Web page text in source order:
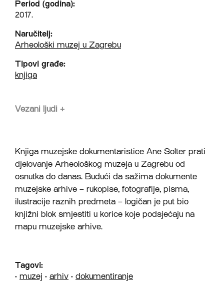
Period (godina):
2017.
Naručitelj:
Arheološki muzej u Zagrebu
Tipovi građe:
knjiga
Vezani ljudi +
Knjiga muzejske dokumentaristice Ane Solter prati
djelovanje Arheološkog muzeja u Zagrebu od
osnutka do danas. Budući da sažima dokumente
muzejske arhive – rukopise, fotografije, pisma,
ilustracije raznih predmeta – logičan je put bio
knjižni blok smjestiti u korice koje podsjećaju na
mapu muzejske arhive.
Tagovi:
• muzej • arhiv • dokumentiranje